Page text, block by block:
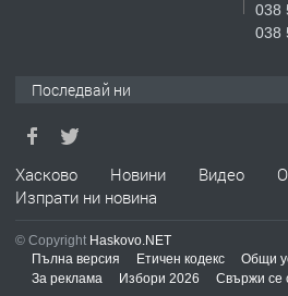
№4119
038
038
Последвай ни
Хасково Новини Видео
Изпрати ни новина
© Copyright Haskovo.NET
Пълна версия
Етичен кодекс Общи
За реклама
Избори 2026 Свържи се